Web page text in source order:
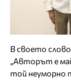
В своето
„Авторът е
той неуморно